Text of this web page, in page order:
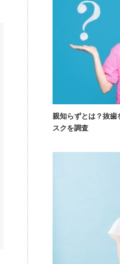
親知らずとは？抜歯
スクを調査